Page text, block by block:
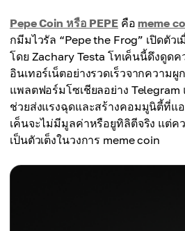
Pepe Coin หรือ PEPEคือmeme
กมีมไวรัล “Pepe the Frog” เปิดตัว
โดย Zachary Testa โทเค็นนี้ดึงดูด
อินเทอร์เน็ตอย่างรวดเร็วจากความ
แพลตฟอร์มโซเชียลอย่าง Telegram
ช่วยส่งแรงฉุดและสร้างคอมมูนิตี้ที่แ
เค็นจะไม่มีมูลค่าหรือยูทิลิตีจริง แต่ค
เป็นตัวเต็งในวงการ meme coin